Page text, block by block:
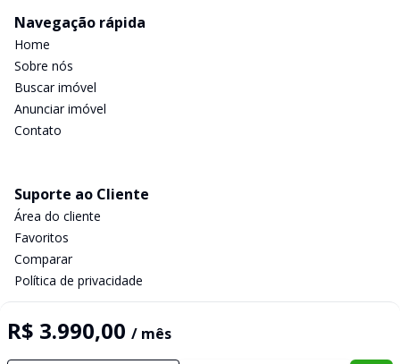
R$ 3.990,00 / mês
Navegação rápida
Home
Sobre nós
Buscar imóvel
Anunciar imóvel
Contato
Suporte ao Cliente
Área do cliente
Favoritos
Comparar
Política de privacidade